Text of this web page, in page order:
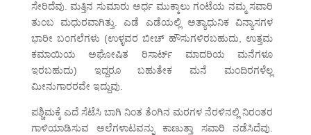
ಸೇರಿದೆವು. ಮತ್ತಿನ ಸುಮಾರು ಅರ್ಧ ಮುಕ್ಕಾಲು ಗಂಟೆಯ ನಮ್ಮ ಸವಾರಿ
ತುಂಬ ಮಧುರವಾಗಿತ್ತು. ಎಡೆ ಎಡೆಯಲ್ಲಿ ಅತ್ಯಾಧುನಿಕ ವಿನ್ಯಾಸಗಳ
ಭಾರೀ ಬಂಗಲೆಗಳು (ಉಳ್ಳವರ ಬೀಚ್ ಹೌಸುಗಳಿರಬಹುದು, ಉತ್ತಮ
ಕಮಾಯಿಯ ಅಘೋಷಿತ ರಿಸಾರ್ಟ್ ಮಾದರಿಯ ಮನೆಗಳೂ
ಇರಬಹುದು) ಇದ್ದರೂ ಬಹುತೇಕ ಮನೆ ಮಂದಿರಗಳೆಲ್ಲ
ಮೀನುಗಾರರವೇ ಇದ್ದುವು.
ಪಶ್ಚಿಮಕ್ಕೆ ಎದೆ ಸೆಟೆಸಿ ಬಾಗಿ ನಿಂತ ತೆಂಗಿನ ಮರಗಳ ನೆರಳಿನಲ್ಲಿ ನಿರಂತರ
ಗಾಳಿಯಾಡಿಸುವ ಅಲೆಗಳಾಟವನ್ನು ಕಾಣುತ್ತಾ ಸವಾರಿ ನಡೆಸಿದೆವು.